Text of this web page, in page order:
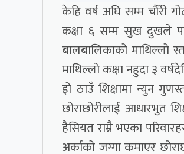
केहि वर्ष अघि सम्म चौँरी
कक्षा ६ सम्म सुख दुखले
बालबालिकाको माथिल्लो
माथिल्लो कक्षा नहुदा ३
इो ठाउँ शिक्षामा न्युन
छोराछोरीलाई आधारभुत
हैसियत राम्रै भएका
अर्काको जग्गा कमाएर